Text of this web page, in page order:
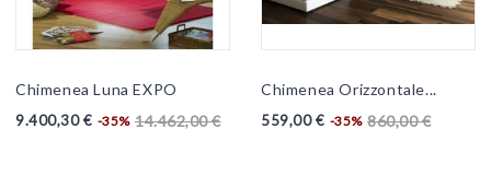
Chimenea Luna EXPO
Precio
9.400,30 € -35% Precio
14.462,00 €
Chimenea Orizzontale...
Precio
559,00 € -35% Precio
860,00 €